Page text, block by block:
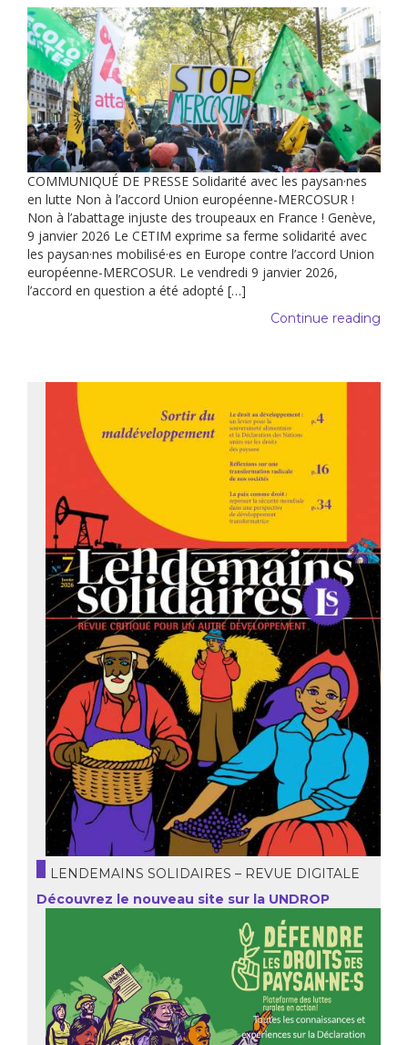
COMMUNIQUÉ DE PRESSE Solidarité avec les paysan·nes
en lutte Non à l’accord Union européenne-MERCOSUR !
Non à l’abattage injuste des troupeaux en France ! Genève,
9 janvier 2026 Le CETIM exprime sa ferme solidarité avec
les paysan·nes mobilisé·es en Europe contre l’accord Union
européenne-MERCOSUR. Le vendredi 9 janvier 2026,
l’accord en question a été adopté […]
Continue reading
LENDEMAINS SOLIDAIRES – REVUE DIGITALE
Découvrez le nouveau site sur la UNDROP